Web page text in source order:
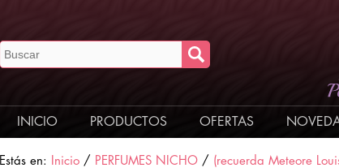
INICIO PRODUCTOS OFERTAS
Estás en: Inicio / PERFUMES NICHO / (recuerda Meteore